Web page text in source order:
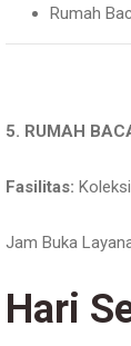
Rumah
5. RUMAH
Fasilitas: K
Jam Buka
Hari